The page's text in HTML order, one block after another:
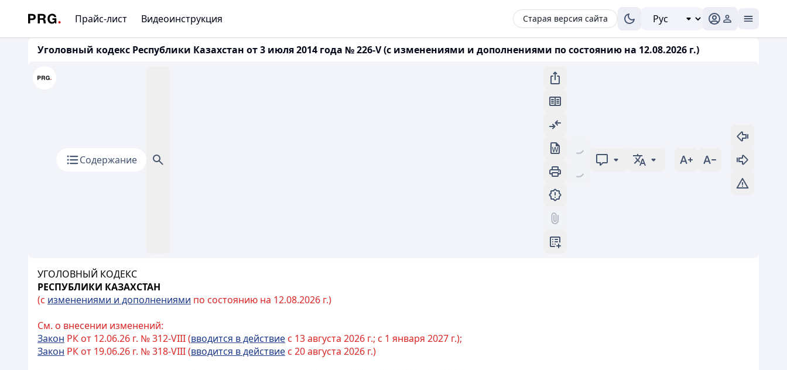
Прайс-лист Видеоинструкция Старая версия сайта
Уголовный кодекс Республики Казахстан от 3 июля 2014 года № 226-V (с изменениями и дополнениями по состоянию на 12.08.2026 г.)
Содержание
УГОЛОВНЫЙ КОДЕКС
РЕСПУБЛИКИ КАЗАХСТАН
(с изменениями и дополнениями по состоянию на 12.08.2026 г.)
См. о внесении изменений:
Закон РК от 12.06.26 г. № 312-VIII (вводится в действие с 13 августа 2026 г.; с 1 января 2027 г.);
Закон РК от 19.06.26 г. № 318-VIII (вводится в действие с 20 августа 2026 г.)